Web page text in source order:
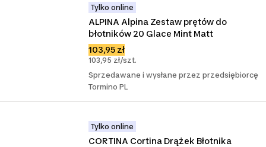
Tylko online
ALPINA Alpina Zestaw prętów do
błotników 20 Glace Mint Matt
103,95 zł
103,95 zł/szt.
Sprzedawane i wysłane przez przedsiębiorcę
Tormino PL
Tylko online
CORTINA Cortina Drążek Błotnika